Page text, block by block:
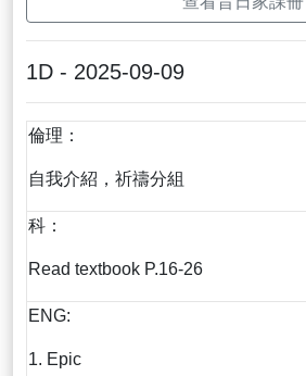
1D - 2025-09-09
倫理：
自我介紹，祈禱分組
科：
Read textbook P.16-26
ENG:
1. Epic